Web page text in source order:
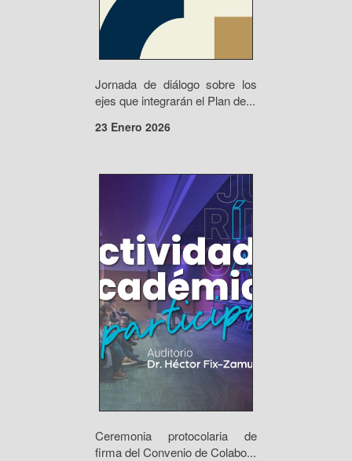
Jornada de diálogo sobre los
ejes que integrarán el Plan de...
23 Enero 2026
Ceremonia protocolaria de
firma del Convenio de Colabo...